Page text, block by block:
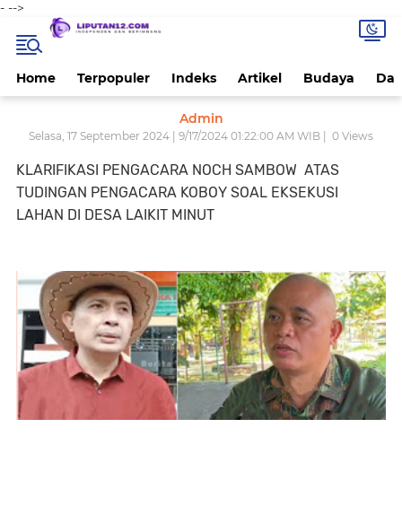
- -->
Home Terpopuler Indeks Artikel Budaya
Admin
Selasa, 17 September 2024 | 9/17/2024 01:22:00 AM WIB | 0 Views
KLARIFIKASI PENGACARA NOCH SAMBOW ATAS
TUDINGAN PENGACARA KOBOY SOAL EKSEKUSI
LAHAN DI DESA LAIKIT MINUT